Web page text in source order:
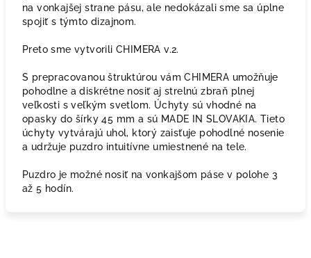
na vonkajšej strane pásu, ale nedokázali sme sa úplne
spojiť s týmto dizajnom.
Preto sme vytvorili CHIMERA v.2.
S prepracovanou štruktúrou vám CHIMERA umožňuje
pohodlne a diskrétne nosiť aj strelnú zbraň plnej
veľkosti s veľkým svetlom. Úchyty sú vhodné na
opasky do šírky 45 mm a sú MADE IN SLOVAKIA. Tieto
úchyty vytvárajú uhol, ktorý zaisťuje pohodlné nosenie
a udržuje puzdro intuitívne umiestnené na tele.
Puzdro je možné nosiť na vonkajšom páse v polohe 3
až 5 hodín.